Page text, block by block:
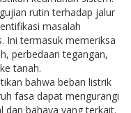
rutin terhadap jalur
masalah
Ini termasuk memeriksa
perbedaan tegangan,
tanah.
bahwa beban listrik
fasa dapat mengurangi
dan bahaya yang terkait.